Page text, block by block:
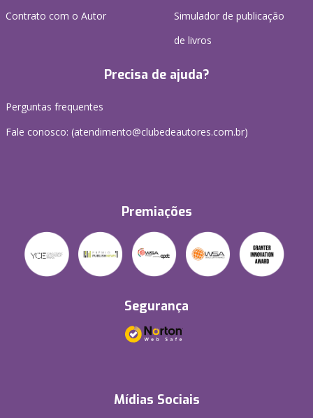
Contrato com o Autor
Simulador de publicação
de livros
Precisa de ajuda?
Perguntas frequentes
Fale conosco: (atendimento@clubedeautores.com.br)
Premiações
Segurança
Mídias Sociais